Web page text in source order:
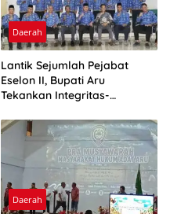
Daerah
Lantik Sejumlah Pejabat
Eselon II, Bupati Aru
Tekankan Integritas-
Daerah